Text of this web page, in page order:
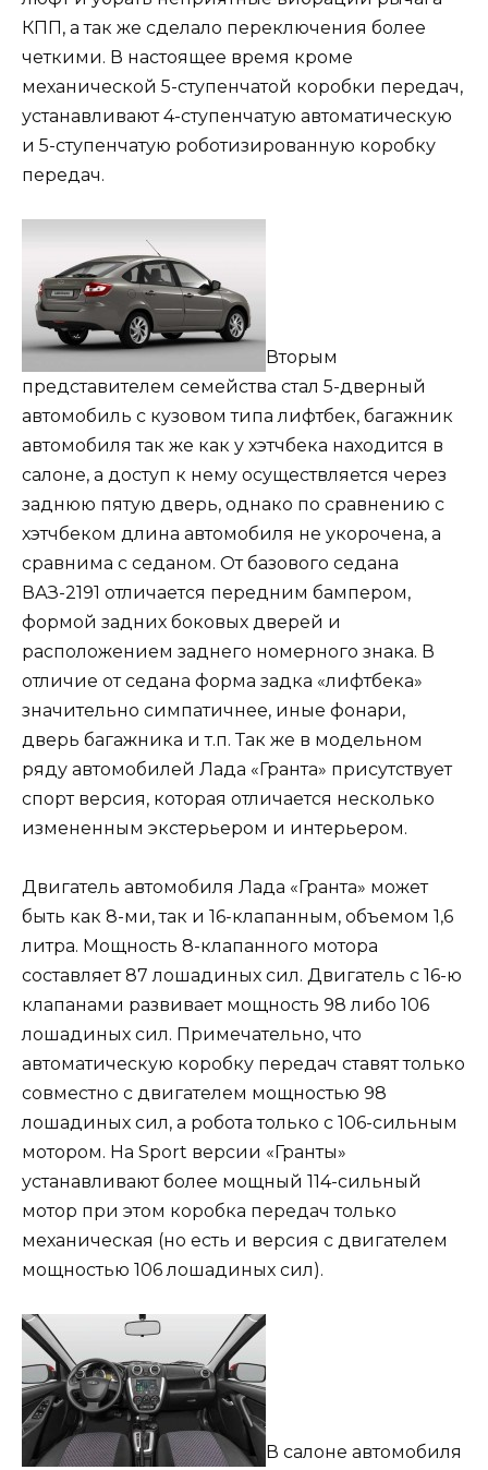
КПП, а так же сделало переключения более
четкими. В настоящее время кроме
механической 5-ступенчатой коробки передач,
устанавливают 4-ступенчатую автоматическую
и 5-ступенчатую роботизированную коробку
передач.
Вторым
представителем семейства стал 5-дверный
автомобиль с кузовом типа лифтбек, багажник
автомобиля так же как у хэтчбека находится в
салоне, а доступ к нему осуществляется через
заднюю пятую дверь, однако по сравнению с
хэтчбеком длина автомобиля не укорочена, а
сравнима с седаном. От базового седана
ВАЗ-2191 отличается передним бампером,
формой задних боковых дверей и
расположением заднего номерного знака. В
отличие от седана форма задка «лифтбека»
значительно симпатичнее, иные фонари,
дверь багажника и т.п. Так же в модельном
ряду автомобилей Лада «Гранта» присутствует
спорт версия, которая отличается несколько
измененным экстерьером и интерьером.
Двигатель автомобиля Лада «Гранта» может
быть как 8-ми, так и 16-клапанным, объемом 1,6
литра. Мощность 8-клапанного мотора
составляет 87 лошадиных сил. Двигатель с 16-ю
клапанами развивает мощность 98 либо 106
лошадиных сил. Примечательно, что
автоматическую коробку передач ставят только
совместно с двигателем мощностью 98
лошадиных сил, а робота только с 106-сильным
мотором. На Sport версии «Гранты»
устанавливают более мощный 114-сильный
мотор при этом коробка передач только
механическая (но есть и версия с двигателем
мощностью 106 лошадиных сил).
В салоне автомобиля